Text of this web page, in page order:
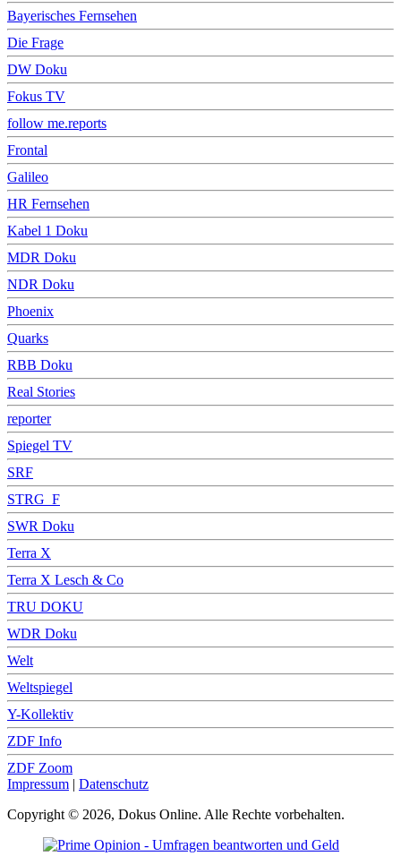
Bayerisches Fernsehen
Die Frage
DW Doku
Fokus TV
follow me.reports
Frontal
Galileo
HR Fernsehen
Kabel 1 Doku
MDR Doku
NDR Doku
Phoenix
Quarks
RBB Doku
Real Stories
reporter
Spiegel TV
SRF
STRG_F
SWR Doku
Terra X
Terra X Lesch & Co
TRU DOKU
WDR Doku
Welt
Weltspiegel
Y-Kollektiv
ZDF Info
ZDF Zoom
Impressum | Datenschutz
Copyright © 2026, Dokus Online. Alle Rechte vorbehalten.